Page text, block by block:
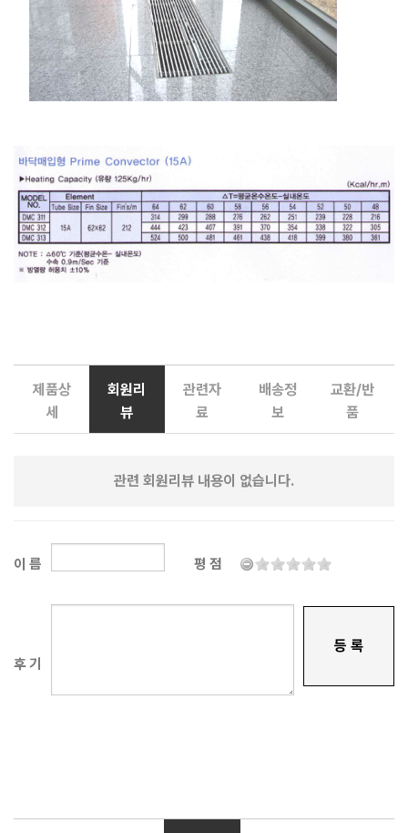
제품상
세
회원리
뷰
관련자
료
배송정
보
교환/반
품
관련 회원리뷰 내용이 없습니다.
이 름 평 점
후 기
등 록